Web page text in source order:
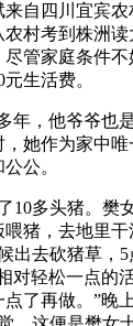
自四川宜宾农
村考到株洲
管家庭条件
生活费。
，他爷爷也是
她作为家中
公。
多头猪。樊
喂猪，去地里
出去砍猪草，
对轻松一点的
了再做。”晚